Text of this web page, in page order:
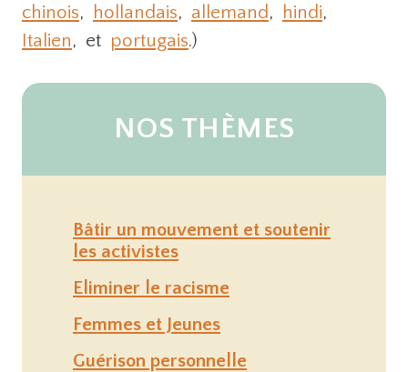
chinois, hollandais, allemand, hindi,
Italien, et portugais.)
NOS THÈMES
Bâtir un mouvement et soutenir
les activistes
Eliminer le racisme
Femmes et Jeunes
Guérison personnelle